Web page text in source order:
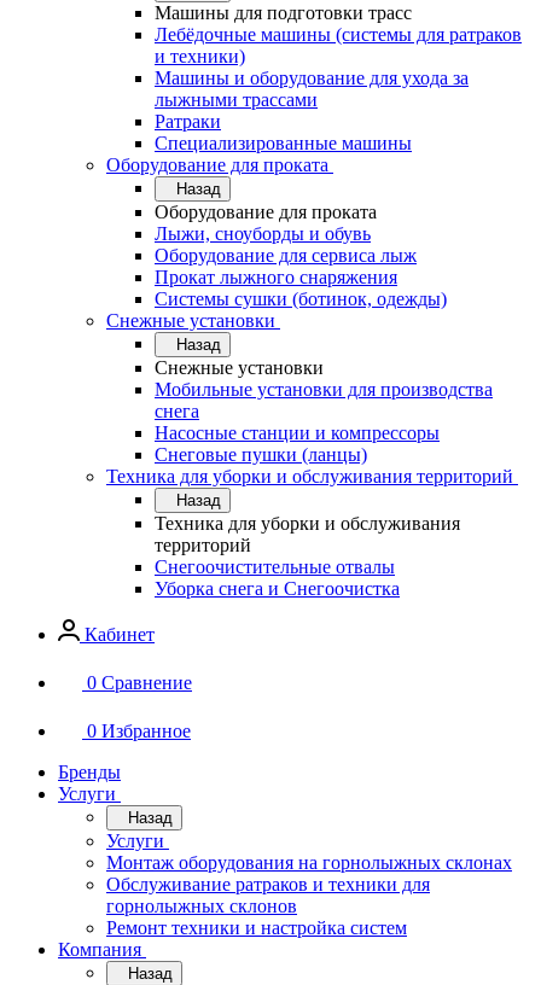
Машины для подготовки трасс
Лебёдочные машины (системы для ратраков
и техники)
Машины и оборудование для ухода за
лыжными трассами
Ратраки
Специализированные машины
Оборудование для проката
Назад
Оборудование для проката
Лыжи, сноуборды и обувь
Оборудование для сервисa лыж
Прокат лыжного снаряжения
Системы сушки (ботинок, одежды)
Снежные установки
Назад
Снежные установки
Мобильные установки для производства
снега
Насосные станции и компрессоры
Снеговые пушки (ланцы)
Техника для уборки и обслуживания территорий
Назад
Техника для уборки и обслуживания
территорий
Снегоочистительные отвалы
Уборка снега и Снегоочистка
Кабинет
0 Сравнение
0 Избранное
Бренды
Услуги
Назад
Услуги
Монтаж оборудования на горнолыжных склонах
Обслуживание ратраков и техники для
горнолыжных склонов
Ремонт техники и настройка систем
Компания
Назад